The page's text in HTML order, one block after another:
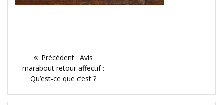
Navigation
de
l’article
Précédent : Article
précédent
:
Avis
marabout retour affectif :
Qu’est-ce que c’est ?